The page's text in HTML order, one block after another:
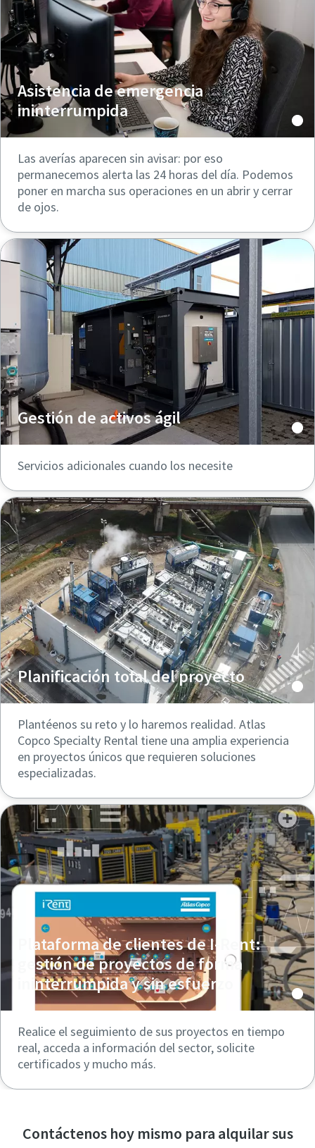
Asistencia de emergencia
ininterrumpida
Las averías aparecen sin avisar: por eso
permanecemos alerta las 24 horas del día. Podemos
poner en marcha sus operaciones en un abrir y cerrar
de ojos.
Gestión de activos ágil
Servicios adicionales cuando los necesite
Planificación total del proyecto
Plantéenos su reto y lo haremos realidad. Atlas
Copco Specialty Rental tiene una amplia experiencia
en proyectos únicos que requieren soluciones
especializadas.
Plataforma de clientes de I-Rent:
gestión de proyectos de forma
ininterrumpida y sin esfuerzo
Realice el seguimiento de sus proyectos en tiempo
real, acceda a información del sector, solicite
certificados y mucho más.
Contáctenos hoy mismo para alquilar sus